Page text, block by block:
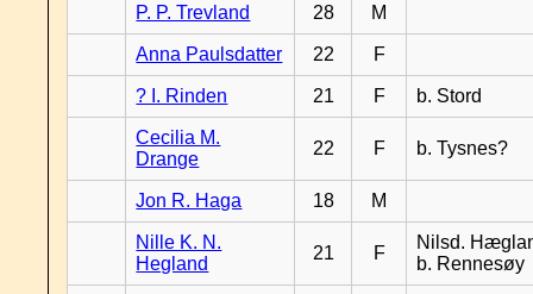
P. P. Trevland 28 M
Anna Paulsdatter 22 F
? I. Rinden 21 F b. Stord
Cecilia M.
Drange
22 F b. Tysnes?
Jon R. Haga 18 M
Nille K. N.
Hegland
21 F
Nilsd.
b. Rennesøy